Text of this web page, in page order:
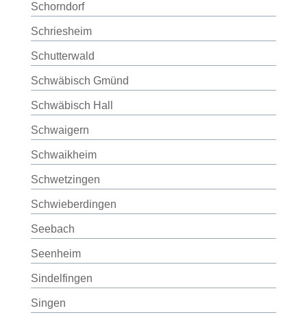
Schorndorf
Schriesheim
Schutterwald
Schwäbisch Gmünd
Schwäbisch Hall
Schwaigern
Schwaikheim
Schwetzingen
Schwieberdingen
Seebach
Seenheim
Sindelfingen
Singen